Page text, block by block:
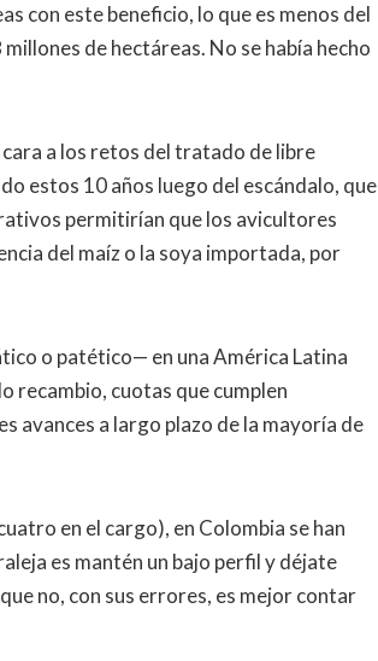
con este beneficio, lo que es menos del
de hectáreas. No se había hecho
a los retos del tratado de libre
estos 10 años luego del escándalo, que
permitirían que los avicultores
del maíz o la soya importada, por
o patético— en una América Latina
recambio, cuotas que cumplen
avances a largo plazo de la mayoría de
en el cargo), en Colombia se han
es mantén un bajo perfil y déjate
no, con sus errores, es mejor contar